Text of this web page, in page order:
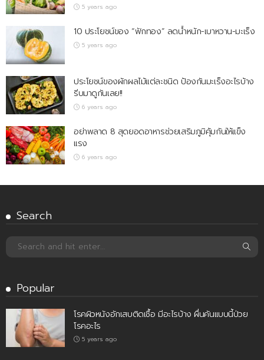
5 years ago
10 ประโยชน์ของ “ฟักทอง” ลดน้ำหนัก-เบาหวาน-มะเร็ง
5 years ago
ประโยชน์ของผักผลไม้แต่ละชนิด ป้องกันมะเร็งอะไรบ้าง
รีบมาดูกันเลย!!
6 years ago
อย่าพลาด 8 สุดยอดอาหารช่วยเสริมภูมิคุ้มกันให้แข็ง
แรง
6 years ago
Search
Popular
โรคผิวหนังอักเสบติดเชื้อ มีอะไรบ้าง ผื่นคันแบบนี้ป่วย
โรคอะไร
5 years ago